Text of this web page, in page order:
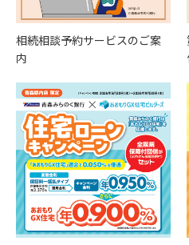
相続相談予約サービスのご案
内